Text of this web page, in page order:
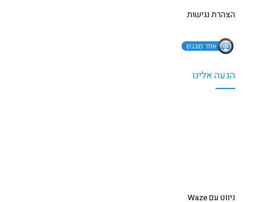
הגעה אלינו
ניווט עם Waze
הצהרת נגישות